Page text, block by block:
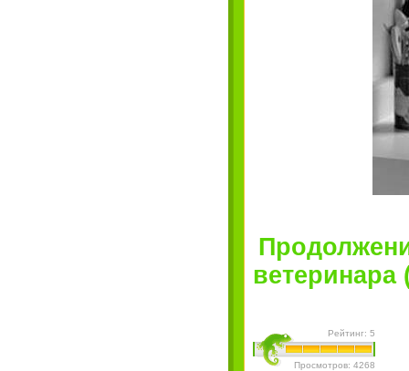
ветеринара
Рейтинг: 5
Просмотров: 4268